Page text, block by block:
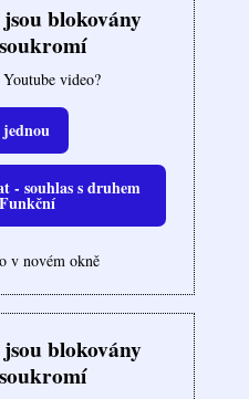
blokovány
video?
- souhlas s druhem
v novém okně
blokovány